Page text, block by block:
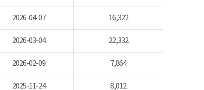
2026-04-07 16,322
2026-03-04 22,332
2026-02-09 7,864
2025-11-24 8,012